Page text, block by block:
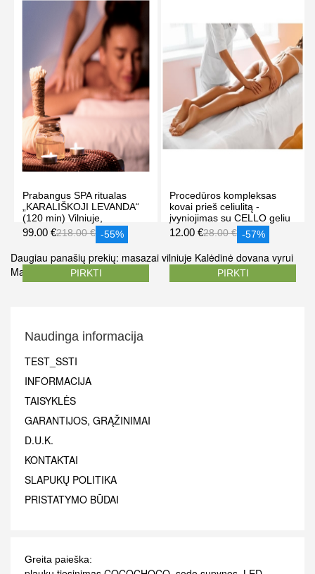
PIRKTI PIRKTI
Prabangus SPA ritualas
„KARALIŠKOJI LEVANDA“
(120 min) Vilniuje,
Klaipėdoje, Palangoje
99.00 €218.00 € -55%
PIRKTI
Procedūros kompleksas
kovai prieš celiulitą -
įvyniojimas su CELLO geliu
ir LIMFODRENAŽINIS
masažas VILNIUJE (Užupis)
12.00 €28.00 € -57%
PIRKTI
Daugiau panašių prekių: masazai vilniuje Kalėdinė dovana vyrui
Masazai
Įvairūs masažai
Naudinga informacija
TEST_SSTI
INFORMACIJA
TAISYKLĖS
GARANTIJOS, GRĄŽINIMAI
D.U.K.
KONTAKTAI
SLAPUKŲ POLITIKA
PRISTATYMO BŪDAI
Greita paieška: